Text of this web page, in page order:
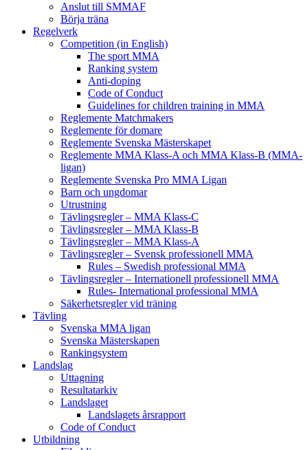
Anslut till SMMAF
Börja träna
Regelverk
Competition (in English)
The sport MMA
Ranking system
Anti-doping
Code of Conduct
Guidelines for children training in MMA
Reglemente Matchmakers
Reglemente för domare
Reglemente Svenska Mästerskapet
Reglemente MMA Klass-A och MMA Klass-B (MMA-
ligan)
Reglemente Svenska Pro MMA Ligan
Barn och ungdomar
Utrustning
Tävlingsregler – MMA Klass-C
Tävlingsregler – MMA Klass-B
Tävlingsregler – MMA Klass-A
Tävlingsregler – Svensk professionell MMA
Rules – Swedish professional MMA
Tävlingsregler – Internationell professionell MMA
Rules- International professional MMA
Säkerhetsregler vid träning
Tävling
Svenska MMA ligan
Svenska Mästerskapen
Rankingsystem
Landslag
Uttagning
Resultatarkiv
Landslaget
Landslagets årsrapport
Code of Conduct
Utbildning